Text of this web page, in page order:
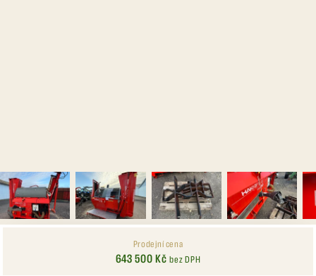
Prodejní cena
643 500 Kčbez DPH